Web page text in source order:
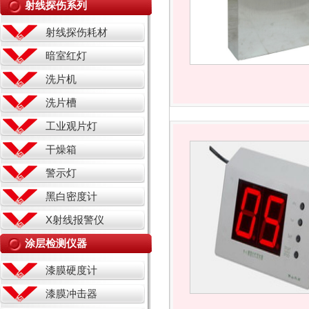
射线探伤系列
射线探伤耗材
暗室红灯
洗片机
洗片槽
工业观片灯
干燥箱
警示灯
黑白密度计
X射线报警仪
涂层检测仪器
漆膜硬度计
漆膜冲击器